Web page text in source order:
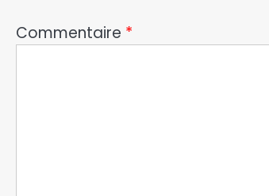
Commentaire *